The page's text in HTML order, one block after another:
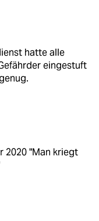
hatte alle
eingestuft
2020 "Man kriegt